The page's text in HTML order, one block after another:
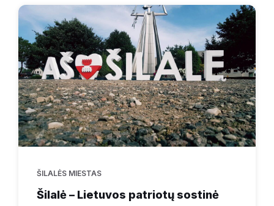
ŠILALĖS MIESTAS
Šilalė – Lietuvos patriotų sostinė